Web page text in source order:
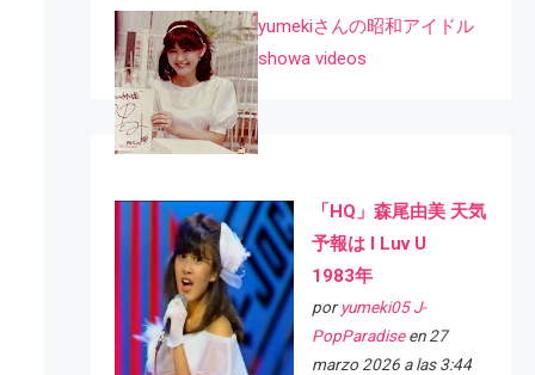
yumekiさんの昭和アイドル
showa videos
「HQ」森尾由美 天気
予報は I Luv U
1983年
por yumeki05 J-
PopParadiseen 27
marzo 2026 a las 3:44